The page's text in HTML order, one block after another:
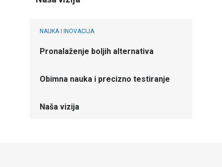
NAUKA I INOVACIJA
Pronalaženje boljih alternativa
Obimna nauka i precizno testiranje
Naša vizija